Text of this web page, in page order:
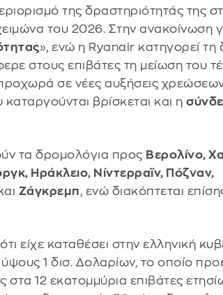
της δραστηριότητάς της
του 2026. Στην ανακοίνωση
», ενώ η Ryanair κατηγορεί τη
στους επιβάτες τη μείωση του
σε νέες αυξήσεις
βρίσκεται και η
τα δρομολόγια προς Βερολίνο,
Ηράκλειο, Νίντερραϊν, Πόζναν,
Ζάγκρεμπ, ενώ διακόπτεται
είχε καταθέσει στην ελληνική
ύψους 1 δισ. Δολαρίων, το οποίο
στα 12 εκατομμύρια επιβάτες